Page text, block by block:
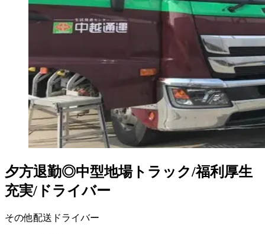
夕方退勤◎中型地場トラック/福利厚生
充実/ドライバー
その他配送ドライバー